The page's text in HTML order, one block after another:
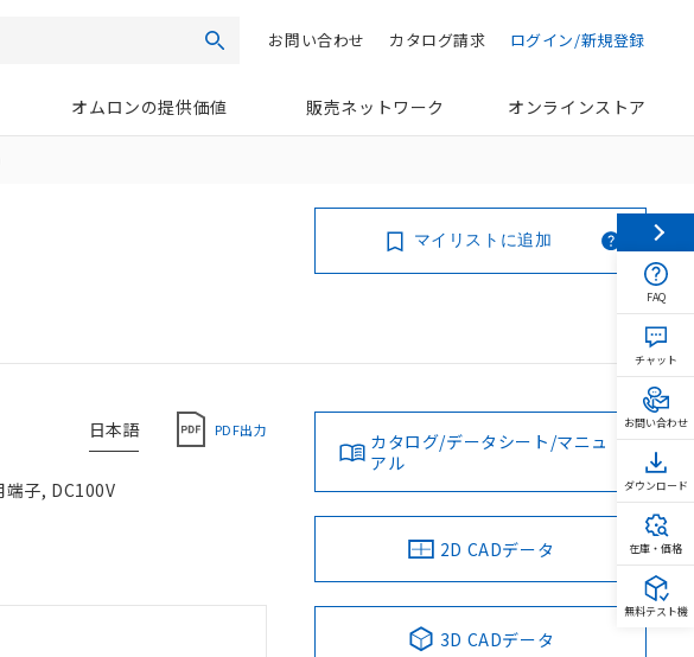
検索 ログイン/新規登録
カタログ請求
お問い合わせ
オムロンの提供価値 販売ネットワーク オンラインストア
マイリストに追加
日本語 PDF出力
子, DC100V
カタログ/データシート/マニュ
アル
2D CADデータ
3D CADデータ
FAQ
チャット
お問い合わせ
ダウンロード
在庫・価格
無料テスト機